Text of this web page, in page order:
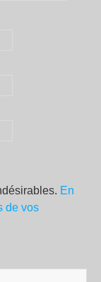
En
de vos